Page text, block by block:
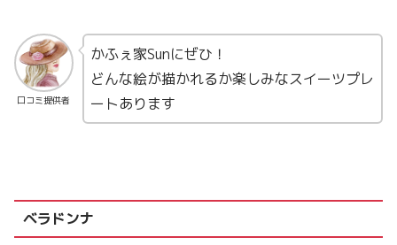
口コミ提供者
かふぇ家Sunにぜひ！
どんな絵が描かれるか楽しみなスイーツプレ
ートあります
ベラドンナ